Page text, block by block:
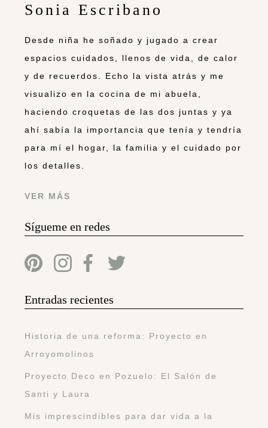
Sonia Escribano
Desde niña he soñado y jugado a crear
espacios cuidados, llenos de vida, de calor
y de recuerdos. Echo la vista atrás y me
visualizo en la cocina de mi abuela,
haciendo croquetas de las dos juntas y ya
ahí sabía la importancia que tenía y tendría
para mí el hogar, la familia y el cuidado por
los detalles.
VER MÁS
Sígueme en redes
Entradas recientes
Historia de una reforma: Proyecto en
Arroyomolinos
Proyecto Deco en Pozuelo: El Salón de
Santi y Laura
Mis imprescindibles para dar vida a la